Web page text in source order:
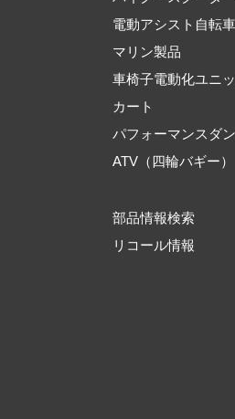
電動アシスト自転車
マリン製品
車椅子電動化ユニ
カート
パフォーマンスダ
ATV（四輪バギー）
部品情報検索
リコール情報